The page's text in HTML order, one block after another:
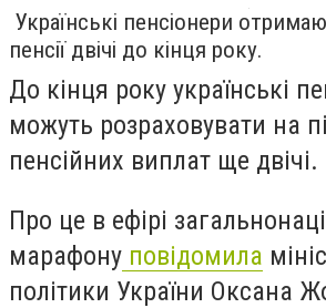
Українські пенсіонери
пенсії двічі до кінця року.
До кінця року українські
можуть розраховувати на
пенсійних виплат ще двічі.
Про це в ефірі
марафону повідомила
політики України Оксана